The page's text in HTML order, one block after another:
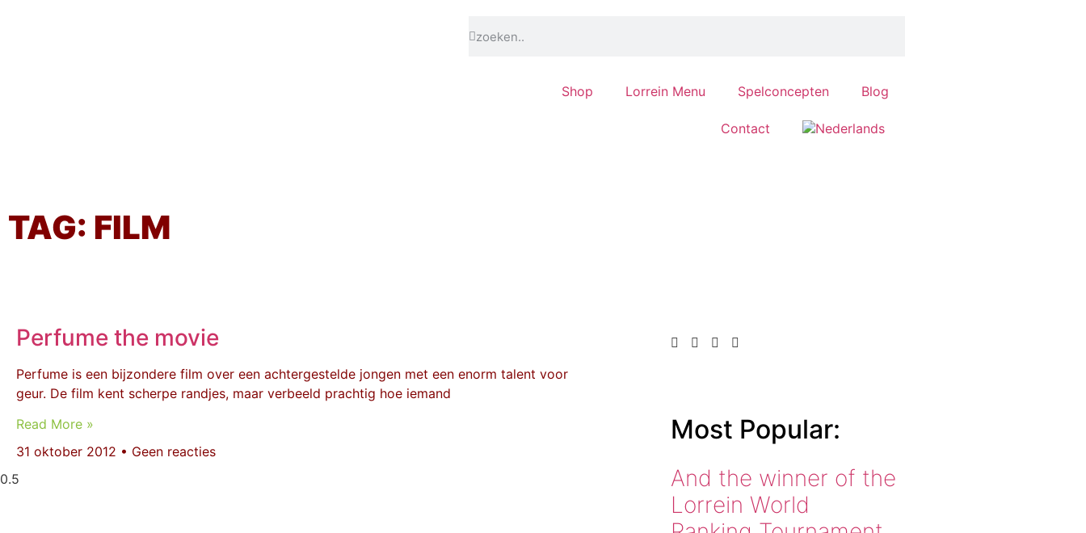
Shop Lorrein Menu Spelconcepten Blog
Contact
TAG: FILM
Perfume the movie
Perfume is een bijzondere film over een achtergestelde jongen met een enorm talent voor
geur. De film kent scherpe randjes, maar verbeeld prachtig hoe iemand
Read More »
31 oktober 2012
Geen reacties
Most Popular:
And the winner of the
Lorrein World